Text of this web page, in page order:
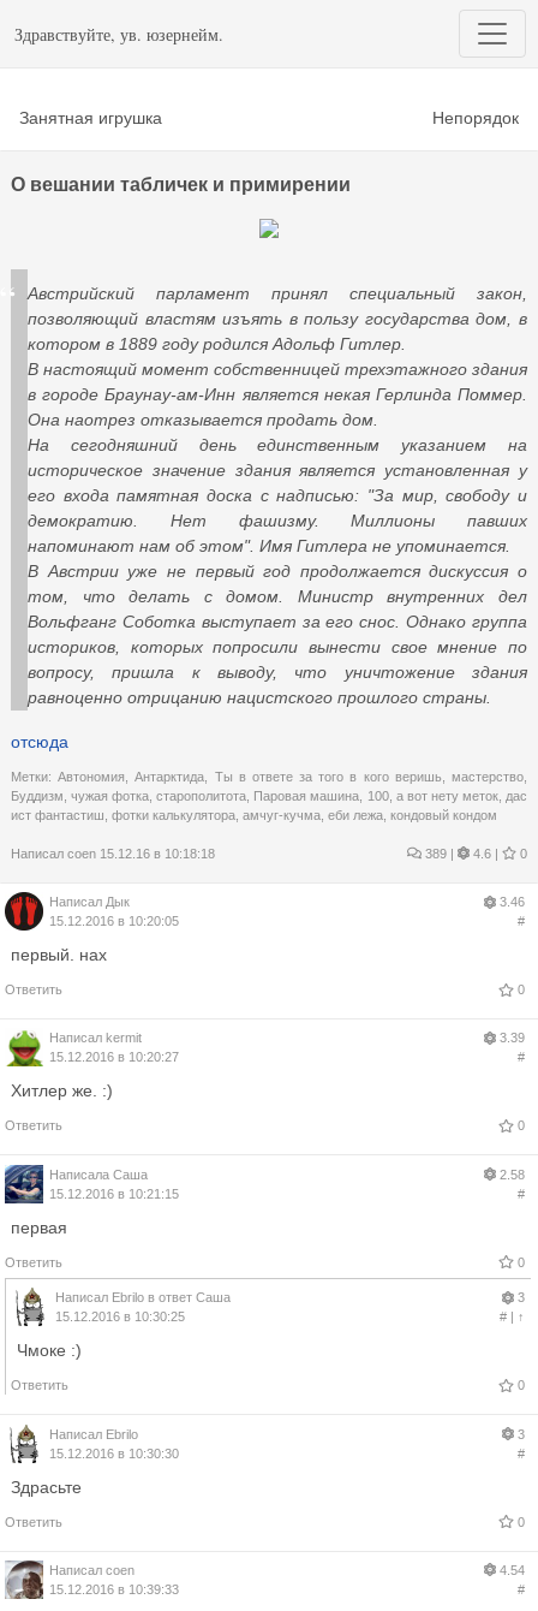
Здравствуйте, ув. юзернейм.
Занятная игрушка Непорядок
О вешании табличек и примирении
Австрийский парламент принял специальный закон,
позволяющий властям изъять в пользу государства дом, в
котором в 1889 году родился Адольф Гитлер.
В настоящий момент собственницей трехэтажного здания
в городе Браунау-ам-Инн является некая Герлинда Поммер.
Она наотрез отказывается продать дом.
На сегодняшний день единственным указанием на
историческое значение здания является установленная у
его входа памятная доска с надписью: "За мир, свободу и
демократию. Нет фашизму. Миллионы павших
напоминают нам об этом". Имя Гитлера не упоминается.
В Австрии уже не первый год продолжается дискуссия о
том, что делать с домом. Министр внутренних дел
Вольфганг Соботка выступает за его снос. Однако группа
историков, которых попросили вынести свое мнение по
вопросу, пришла к выводу, что уничтожение здания
равноценно отрицанию нацистского прошлого страны.
отсюда
Метки:Автономия ,Антарктида Ты в ответе за того в кого веришь ,мастерство
Буддизм ,чужая фотка ,старополитота Паровая машина 100, а вот нету меток, дас
ист фантастиш фотки калькулятора амчуг-кучма еби лежа кондовый кондом
Написал coen 15.12.16 в 10:18:18 389 | 4.6 | 0
Написал Дык
15.12.2016 в 10:20:05
3.46
#
первый. нах
Ответить 0
Написал kermit
15.12.2016 в 10:20:27
3.39
#
Хитлер же. :)
Ответить 0
Написала Саша
15.12.2016 в 10:21:15
2.58
#
первая
Ответить 0
Написал Ebrilo в ответ Саша
15.12.2016 в 10:30:25
3
#| ↑
Чмоке :)
Ответить 0
Написал Ebrilo
15.12.2016 в 10:30:30
3
#
Здрасьте
Ответить 0
Написал coen
15.12.2016 в 10:39:33
4.54
#